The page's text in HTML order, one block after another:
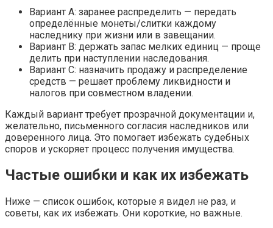
Вариант A: заранее распределить — передать
определённые монеты/слитки каждому
наследнику при жизни или в завещании.
Вариант B: держать запас мелких единиц — проще
делить при наступлении наследования.
Вариант C: назначить продажу и распределение
средств — решает проблему ликвидности и
налогов при совместном владении.
Каждый вариант требует прозрачной документации и,
желательно, письменного согласия наследников или
доверенного лица. Это помогает избежать судебных
споров и ускоряет процесс получения имущества.
Частые ошибки и как их избежать
Ниже — список ошибок, которые я видел не раз, и
советы, как их избежать. Они короткие, но важные.